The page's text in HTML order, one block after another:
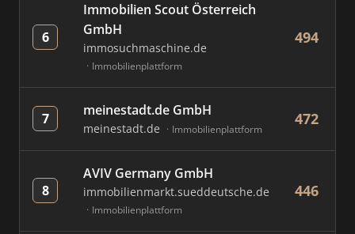
6
Immobilien Scout Österreich
GmbH
immosuchmaschine.de
Immobilienplattform
494
7 meinestadt.de GmbH
meinestadt.de Immobilienplattform
472
8
AVIV Germany GmbH
immobilienmarkt.sueddeutsche.de
Immobilienplattform
446